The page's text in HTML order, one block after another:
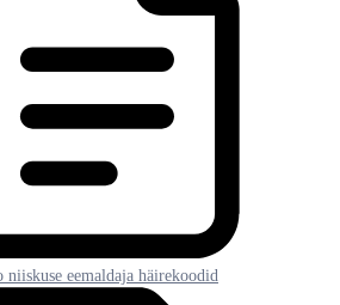
eemaldaja häirekoodid